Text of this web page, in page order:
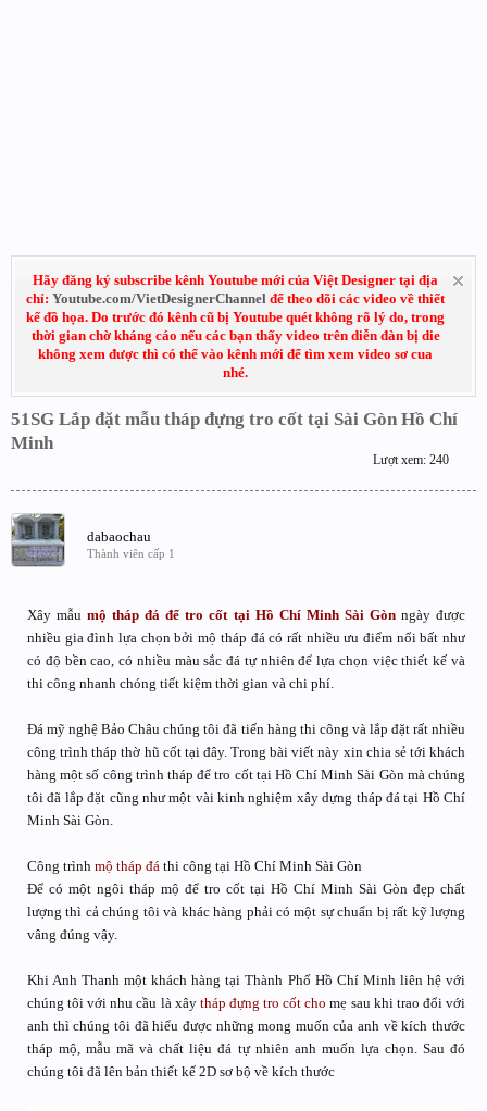
Hãy đăng ký subscribe kênh Youtube mới của Việt Designer tại địa
chỉ: Youtube.com/VietDesignerChannel để theo dõi các video về thiết
kế đồ họa. Do trước đó kênh cũ bị Youtube quét không rõ lý do, trong
thời gian chờ kháng cáo nếu các bạn thấy video trên diễn đàn bị die
không xem được thì có thể vào kênh mới để tìm xem video sơ cua
nhé.
51SG Lắp đặt mẫu tháp đựng tro cốt tại Sài Gòn Hồ Chí
Minh
Lượt xem: 240
dabaochau
Thành viên cấp 1
Xây mẫumộ tháp đá để tro cốt tại Hồ Chí Minh Sài Gònngày được
nhiều gia đình lựa chọn bởi mộ tháp đá có rất nhiều ưu điểm nổi bất như
có độ bền cao, có nhiều màu sắc đá tự nhiên để lựa chọn việc thiết kế và
thi công nhanh chóng tiết kiệm thời gian và chi phí.
Đá mỹ nghệ Bảo Châu chúng tôi đã tiến hàng thi công và lắp đặt rất nhiều
công trình tháp thờ hũ cốt tại đây. Trong bài viết này xin chia sẻ tới khách
hàng một số công trình tháp để tro cốt tại Hồ Chí Minh Sài Gòn mà chúng
tôi đã lắp đặt cũng như một vài kinh nghiệm xây dựng tháp đá tại Hồ Chí
Minh Sài Gòn.
Công trình mộ tháp đá thi công tại Hồ Chí Minh Sài Gòn
Để có một ngôi tháp mộ để tro cốt tại Hồ Chí Minh Sài Gòn đẹp chất
lượng thì cả chúng tôi và khác hàng phải có một sự chuẩn bị rất kỹ lượng
vâng đúng vậy.
Khi Anh Thanh một khách hàng tại Thành Phố Hồ Chí Minh liên hệ với
chúng tôi với nhu cầu là xâytháp đựng tro cốt cho mẹ sau khi trao đổi với
anh thì chúng tôi đã hiểu được những mong muốn của anh về kích thước
tháp mộ, mẫu mã và chất liệu đá tự nhiên anh muốn lựa chọn. Sau đó
chúng tôi đã lên bản thiết kế 2D sơ bộ về kích thước